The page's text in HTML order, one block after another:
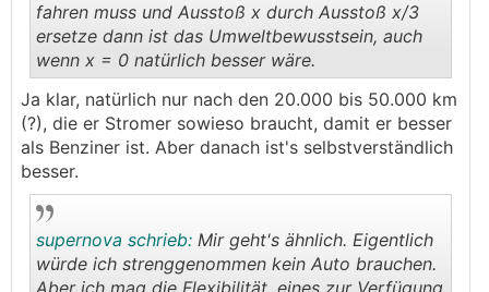
..
fahren muss und Ausstoß x durch Ausstoß x/3
ersetze dann ist das Umweltbewusstsein, auch
wenn x = 0 natürlich besser wäre.
Ja klar, natürlich nur nach den 20.000 bis 50.000 km
(?), die er Stromer sowieso braucht, damit er besser
als Benziner ist. Aber danach ist's selbstverständlich
besser.
supernova schrieb: Mir geht's ähnlich. Eigentlich
würde ich strenggenommen kein Auto brauchen.
Aber ich mag die Flexibilität, eines zur Verfügung